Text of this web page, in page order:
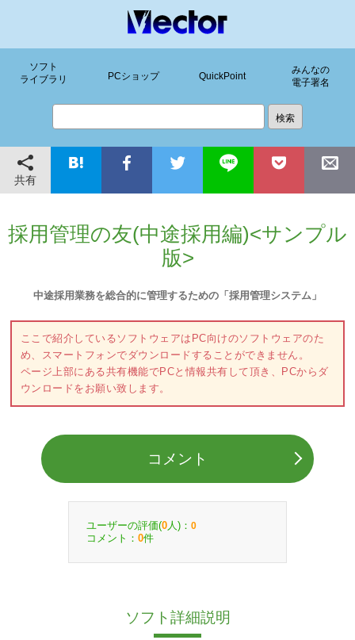
ソフト
ライブラリ
PCショップ QuickPoint
みんなの
電子署名
共有
採用管理の友(中途採用編)<サンプル
版>
中途採用業務を総合的に管理するための「採用管理システム」
ここで紹介しているソフトウェアはPC向けのソフトウェアのた
め、スマートフォンでダウンロードすることができません。
ページ上部にある共有機能でPCと情報共有して頂き、PCからダ
ウンロードをお願い致します。
コメント
ユーザーの評価(0 人)： 0
コメント： 0件
ソフト詳細説明